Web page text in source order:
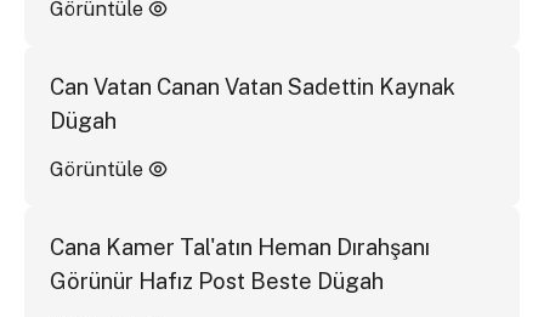
Görüntüle
Can Vatan Canan Vatan Sadettin Kaynak
Dügah
Görüntüle
Cana Kamer Tal'atın Heman Dırahşanı
Görünür Hafız Post Beste Dügah